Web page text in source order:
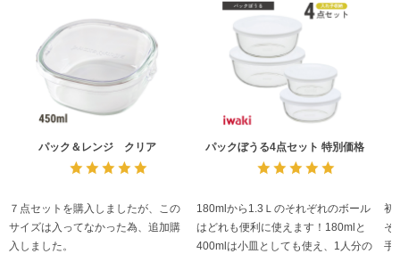
パック＆レンジ クリア
７点セットを購入しましたが、この
サイズは入ってなかった為、追加購
入しました。
パックぼうる4点セット 特別価格
180mlから1.3Ｌのそれぞれのボール
はどれも便利に使えます！180mlと
400mlは小皿としても使え、1人分の
初
そ
手